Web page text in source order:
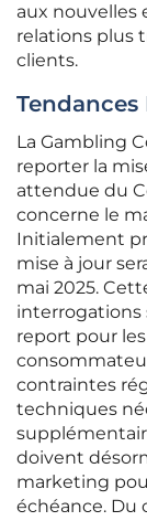
aux nouvelles
relations plus
clients.
Tendances
La Gambling
reporter la
attendue du
concerne le
Initialement
mise à jour
mai 2025.
interrogations
report pour
contraintes
techniques
doivent
marketing
échéance. Du